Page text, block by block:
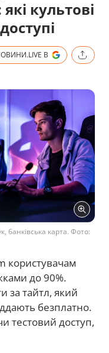
культові
В
банківська карта. Фото:
користувачам
до 90%.
за тайтл, який
безплатно.
тестовий доступ,